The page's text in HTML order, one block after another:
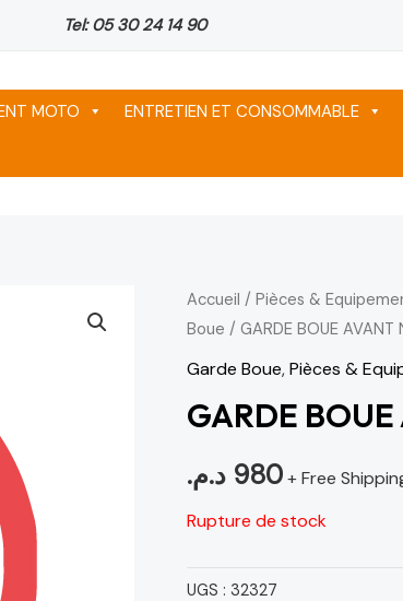
Tel: 05 30 24 14 90
MOTO ENTRETIEN ET CONSOMMABLE
Accueil / Pièces &
Boue / GARDE BOUE AVANT
Garde Boue,Pièces &
GARDE
980 د.م.
+ Free
Rupture de stock
UGS : 32327